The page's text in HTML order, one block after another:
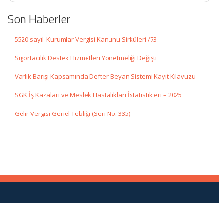
Son Haberler
5520 sayılı Kurumlar Vergisi Kanunu Sirküleri /73
Sigortacılık Destek Hizmetleri Yönetmeliği Değişti
Varlık Barışı Kapsamında Defter-Beyan Sistemi Kayıt Kılavuzu
SGK İş Kazaları ve Meslek Hastalıkları İstatistikleri – 2025
Gelir Vergisi Genel Tebliği (Seri No: 335)